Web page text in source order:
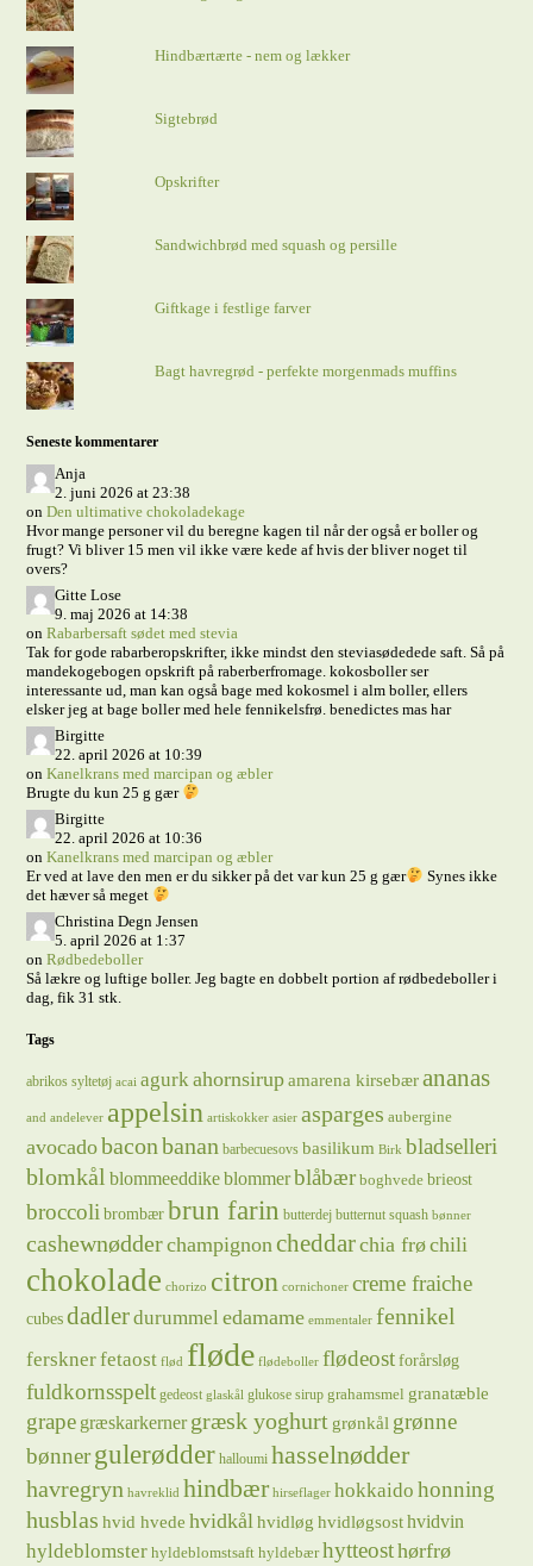
Hindbærtærte - nem og lækker
Sigtebrød
Opskrifter
Sandwichbrød med squash og persille
Giftkage i festlige farver
Bagt havregrød - perfekte morgenmads muffins
Seneste kommentarer
Anja
2. juni 2026 at 23:38
onDen ultimative chokoladekage
Hvor mange personer vil du beregne kagen til når der også er boller og
frugt? Vi bliver 15 men vil ikke være kede af hvis der bliver noget til
overs?
Gitte Lose
9. maj 2026 at 14:38
onRabarbersaft sødet med stevia
Tak for gode rabarberopskrifter, ikke mindst den steviasødedede saft. Så på
mandekogebogen opskrift på raberberfromage. kokosboller ser
interessante ud, man kan også bage med kokosmel i alm boller, ellers
elsker jeg at bage boller med hele fennikelsfrø. benedictes mas har
Birgitte
22. april 2026 at 10:39
onKanelkrans med marcipan og æbler
Brugte du kun 25 g gær
Birgitte
22. april 2026 at 10:36
onKanelkrans med marcipan og æbler
Er ved at lave den men er du sikker på det var kun 25 g gær
Synes ikke
det hæver så meget
Christina Degn Jensen
5. april 2026 at 1:37
onRødbedeboller
Så lækre og luftige boller. Jeg bagte en dobbelt portion af rødbedeboller i
dag, fik 31 stk.
Tags
abrikos syltetøj acai agurkahornsirupamarena kirsebærananas
and andelever appelsin artiskokker asier asparges aubergine
avocadobaconbanan barbecuesovs basilikum Birk bladselleri
blomkål blommeeddikeblommerblåbær boghvede brieost
broccoli brombær brun farin butterdej butternut squash bønner
cashewnødderchampignoncheddarchia frøchili
chokolade chorizo citron cornichoner creme fraiche
cubes dadlerdurummeledamame emmentaler fennikel
fersknerfetaost flød fløde flødeboller flødeost forårsløg
fuldkornsspelt gedeost glaskål glukose sirup grahamsmel granatæble
grape græskarkernergræsk yoghurt grønkål grønne
bønnergulerødder halloumi hasselnødder
havregryn havreklid hindbær hirseflager hokkaido honning
husblas hvid hvede hvidkålhvidløg hvidløgsost hvidvin
hyldeblomster hyldeblomstsaft hyldebær hytteosthørfrø